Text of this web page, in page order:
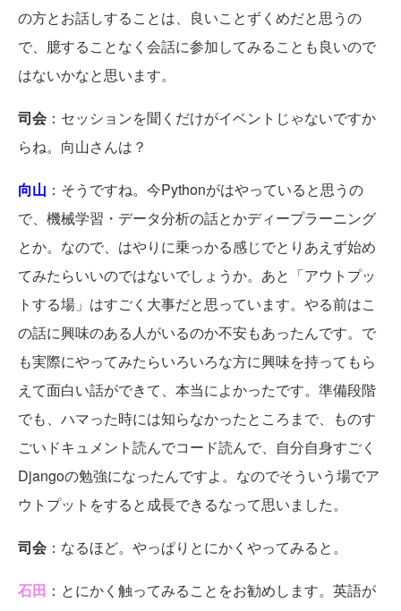
の方とお話しすることは、良いことずくめだと思うの
で、臆することなく会話に参加してみることも良いので
はないかなと思います。
司会 ：セッションを聞くだけがイベントじゃないですか
らね。向山さんは？
向山 ：そうですね。今Pythonがはやっていると思うの
で、機械学習・データ分析の話とかディープラーニング
とか。なので、はやりに乗っかる感じでとりあえず始め
てみたらいいのではないでしょうか。あと「アウトプッ
トする場」はすごく大事だと思っています。やる前はこ
の話に興味のある人がいるのか不安もあったんです。で
も実際にやってみたらいろいろな方に興味を持ってもら
えて面白い話ができて、本当によかったです。準備段階
でも、ハマった時には知らなかったところまで、ものす
ごいドキュメント読んでコード読んで、自分自身すごく
Djangoの勉強になったんですよ。なのでそういう場でア
ウトプットをすると成長できるなって思いました。
司会 ：なるほど。やっぱりとにかくやってみると。
石田 ：とにかく触ってみることをお勧めします。英語が